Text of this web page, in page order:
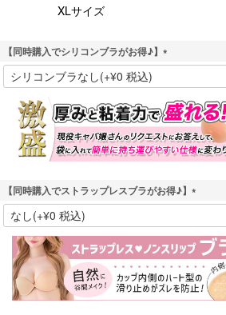
XLサイズ
【同時購入でシリコンブラがお得♪】
(
必
須
)
【同時購入でストラップレスブラがお得♪】
(
必
須
)